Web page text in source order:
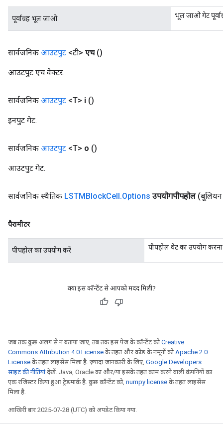
पूर्वाग्रह भूल जाओ भूल जाओ गेट
सार्वजनिक आउटपुट <टी> एच ()
आउटपुट एच वेक्टर.
सार्वजनिक आउटपुट <T> i ()
इनपुट गेट.
सार्वजनिक आउटपुट <T> o ()
आउटपुट गेट.
सार्वजनिक स्थैतिक LSTMBlockCell.Options उपयोगपीपहोल (बूलियन
पैरामीटर
पीपहोल का उपयोग करें पीपहोल वेट का उपयोग करना
क्या इस कॉन्टेंट से आपको मदद मिली?
जब तक कुछ अलग से न बताया जाए, तब तक इस पेज के कॉन्टेंट कोCreative
Commons Attribution 4.0 License के तहत और कोड के नमूनों कोApache 2.0
License के तहत लाइसेंस मिला है. ज़्यादा जानकारी के लिए, Google Developers
साइट की नीतियांदेखें. Java, Oracle का और/या इसके तहत काम करने वाली कंपनियों का
एक रजिस्टर किया हुआ ट्रेडमार्क है. कुछ कॉन्टेंट को, numpy license के तहत लाइसेंस
मिला है.
आखिरी बार 2025-07-28 (UTC) को अपडेट किया गया.